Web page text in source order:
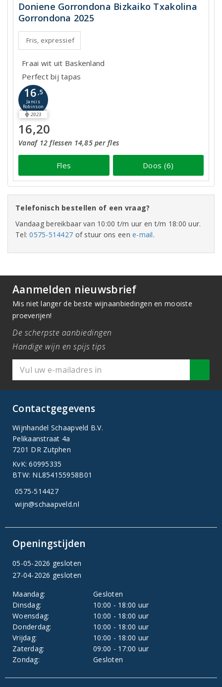
Doniene Gorrondona Bizkaiko Txakolina
Gorrondona 2025
Fris, expressief
Fraai wit uit Baskenland
Perfect bij tapas
16 ,5
Jancis
Robinson
2023
16,20
Vanaf 12 flessen 14,85 per fles
Fles Doos (6)
Telefonisch bestellen of een vraag?
Vandaag bereikbaar van 10:00 t/m uur en t/m 18:00 uur.
Tel:0575-514427 of stuur ons eene-mail.
Aanmelden nieuwsbrief
Mis niet langer de beste wijnaanbiedingen en mooiste
proeverijen!
De scherpste aanbiedingen
Handige wijn en spijs tips
Contactgegevens
Wijnhandel Schaapveld B.V.
Pelikaanstraat 4a
7201 DR Zutphen
KvK: 60995335
BTW: NL854155958B01
0575-514427
wijn@schaapveld.nl
Openingstijden
05-05-2026 gesloten
27-04-2026 gesloten
Maandag:
Gesloten
Dinsdag:
10:00 - 18:00 uur
Woensdag:
10:00 - 18:00 uur
Donderdag:
10:00 - 18:00 uur
Vrijdag:
10:00 - 18:00 uur
Zaterdag:
09:00 - 17:00 uur
Zondag:
Gesloten